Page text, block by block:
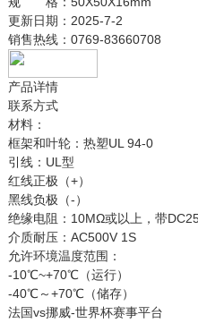
更新日期： 2025-7-2
销售热线： 0769-83660708
产品详情
联系方式
材料：
框架和叶轮：热塑UL 94-0
引线：UL型
红线正极（+）
黑线负极（-）
绝缘电阻：10MΩ或以上，带
介质耐压：AC500V 1S
允许环境温度范围：
-10℃~+70℃（运行）
-40℃～+70℃（储存）
法国vs挪威-世界杯赛事平台